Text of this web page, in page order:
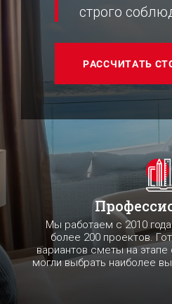
строго
РАССЧИТАТЬ
Мы работаем с 2010
более 200 проектов.
вариантов сметы на
могли выбрать наиболее